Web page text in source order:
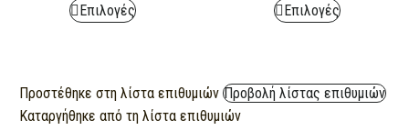
on
on
page
ΕπιλογέςThis
variants.
The
ΕπιλογέςThis
variants.
Προστέθηκε στη λίστα επιθυμιών Προβολή λίστας επιθυμιών
Καταργήθηκε από τη λίστα επιθυμιών